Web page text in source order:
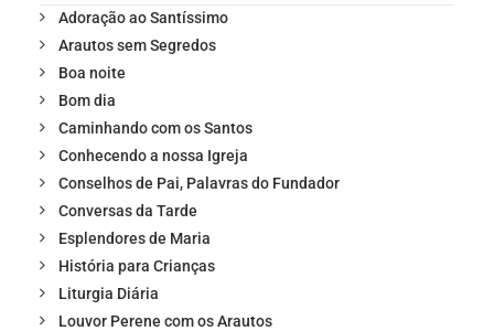
Adoração ao Santíssimo
Arautos sem Segredos
Boa noite
Bom dia
Caminhando com os Santos
Conhecendo a nossa Igreja
Conselhos de Pai, Palavras do Fundador
Conversas da Tarde
Esplendores de Maria
História para Crianças
Liturgia Diária
Louvor Perene com os Arautos